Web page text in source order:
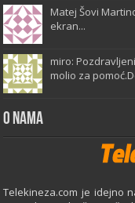
Matej Šovi
ekran...
miro:
molio za
O Nama
Telekineza.com je idejno